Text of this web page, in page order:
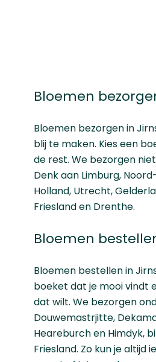
Bloemen
Bloemen bezorgen in
blij te maken. Kies een
de rest. We bezorgen
Denk aan Limburg,
Holland, Utrecht,
Frieslanden Drenthe.
Bloemen
Bloemen bestellen in
boeket dat je mooi vindt
dat wilt. We bezorgen
Douwemastrjitte,
Heareburch en Himdyk,
Friesland. Zo kun je altijd